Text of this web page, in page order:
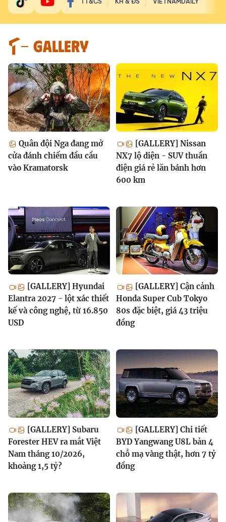
GALLERY
Quân đội Nga đang mở
cửa đánh chiếm đầu cầu
vào Kramatorsk
[GALLERY] Nissan
NX7 lộ diện - SUV thuần
điện giá rẻ lăn bánh hơn
600 km
[GALLERY] Hyundai
Elantra 2027 - lột xác thiết
kế và công nghệ, từ 16.850
USD
[GALLERY] Cận cảnh
Honda Super Cub Tokyo
80s đặc biệt, giá 43 triệu
đồng
[GALLERY] Subaru
Forester HEV ra mắt Việt
Nam tháng 10/2026,
khoảng 1,5 tỷ?
[GALLERY] Chi tiết
BYD Yangwang U8L bản 4
chỗ mạ vàng thật, hơn 7 tỷ
đồng